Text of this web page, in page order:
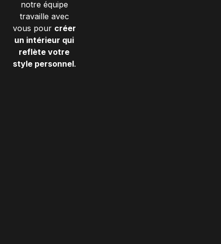
notre équipe
travaille avec
vous pour créer
un intérieur qui
reflète votre
style personnel.